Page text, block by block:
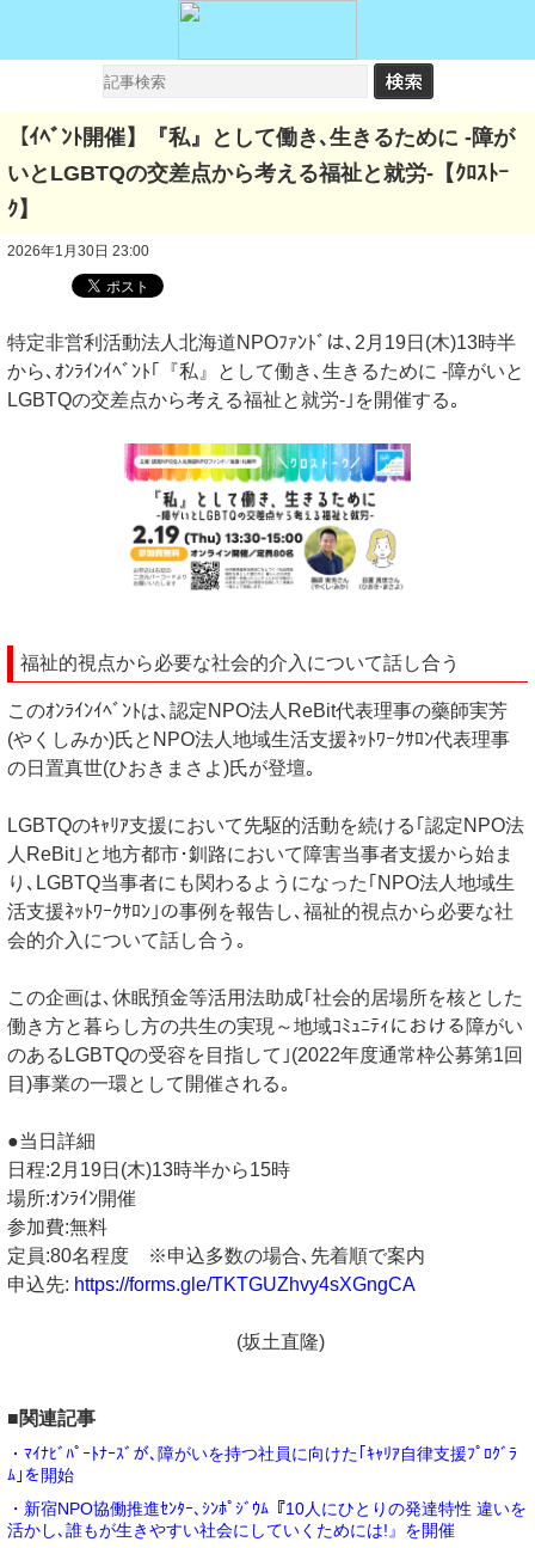
【ｲﾍﾞﾝﾄ開催】『私』として働き､生きるために -障が
いとLGBTQの交差点から考える福祉と就労-【ｸﾛｽﾄｰ
ｸ】
2026年1月30日 23:00
特定非営利活動法人北海道NPOﾌｧﾝﾄﾞは､2月19日(木)13時半
から､ｵﾝﾗｲﾝｲﾍﾞﾝﾄ｢『私』として働き､生きるために -障がいと
LGBTQの交差点から考える福祉と就労-｣を開催する｡
福祉的視点から必要な社会的介入について話し合う
このｵﾝﾗｲﾝｲﾍﾞﾝﾄは､認定NPO法人ReBit代表理事の藥師実芳
(やくしみか)氏とNPO法人地域生活支援ﾈｯﾄﾜｰｸｻﾛﾝ代表理事
の日置真世(ひおきまさよ)氏が登壇｡
LGBTQのｷｬﾘｱ支援において先駆的活動を続ける｢認定NPO法
人ReBit｣と地方都市･釧路において障害当事者支援から始ま
り､LGBTQ当事者にも関わるようになった｢NPO法人地域生
活支援ﾈｯﾄﾜｰｸｻﾛﾝ｣の事例を報告し､福祉的視点から必要な社
会的介入について話し合う｡
この企画は､休眠預金等活用法助成｢社会的居場所を核とした
働き方と暮らし方の共生の実現～地域ｺﾐｭﾆﾃｨにおける障がい
のあるLGBTQの受容を目指して｣(2022年度通常枠公募第1回
目)事業の一環として開催される｡
●当日詳細
日程:2月19日(木)13時半から15時
場所:ｵﾝﾗｲﾝ開催
参加費:無料
定員:80名程度 ※申込多数の場合､先着順で案内
申込先: https://forms.gle/TKTGUZhvy4sXGngCA
(坂土直隆)
■関連記事
・ﾏｲﾅﾋﾞﾊﾟｰﾄﾅｰｽﾞが､障がいを持つ社員に向けた｢ｷｬﾘｱ自律支援ﾌﾟﾛｸﾞﾗ
ﾑ｣を開始
・新宿NPO協働推進ｾﾝﾀｰ､ｼﾝﾎﾟｼﾞｳﾑ『10人にひとりの発達特性 違いを
活かし､誰もが生きやすい社会にしていくためには!』を開催